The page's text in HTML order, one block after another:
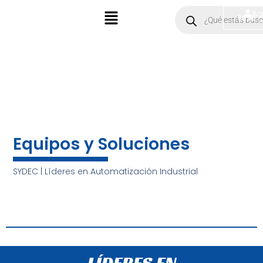
Menú
search
$0.00
Equipos y Soluciones
SYDEC | Líderes en Automatización Industrial